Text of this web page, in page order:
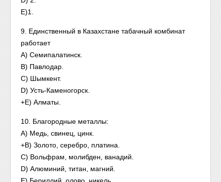
Е)1.
9. Единственный в Казахстане табачный комбинат
работает
A) Семипалатинск.
B) Павлодар.
C) Шымкент.
D) Усть-Каменогорск.
+E) Алматы.
10. Благородные металлы:
А) Медь, свинец, цинк.
+B) Золото, серебро, платина.
C) Вольфрам, молибден, ванадий.
D) Алюминий, титан, магний.